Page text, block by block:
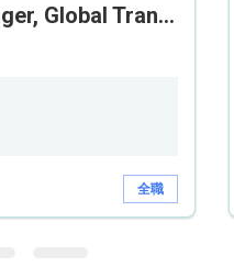
Product Sales Manager, Global Transaction Service (GTS)
全職